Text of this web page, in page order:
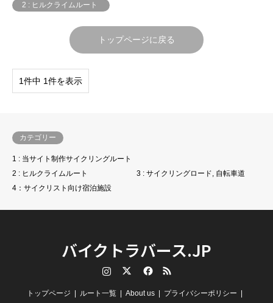
2 : ヒルクライムルート
トップページに戻る
1件中 1件を表示
カテゴリー
1 : 当サイト制作サイクリングルート
2 : ヒルクライムルート
3 : サイクリングロード, 自転車道
4：サイクリスト向け宿泊施設
バイクトラバース.JP
RSS
トップページ ルート一覧 About us プライバシーポリシー